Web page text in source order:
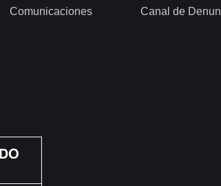
Comunicaciones Canal de